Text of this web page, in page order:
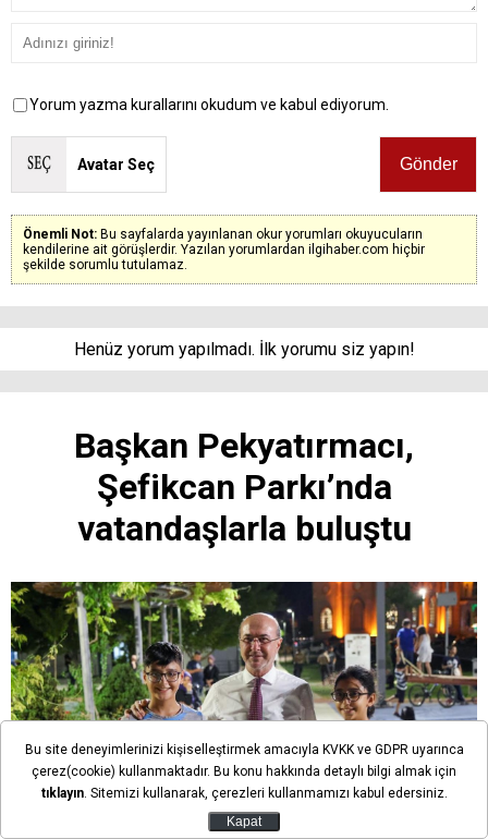
Yorum yazma kurallarını okudum ve kabul ediyorum.
Avatar Seç
Önemli Not: Bu sayfalarda yayınlanan okur yorumları okuyucuların
kendilerine ait görüşlerdir. Yazılan yorumlardan ilgihaber.com hiçbir
şekilde sorumlu tutulamaz.
Henüz yorum yapılmadı. İlk yorumu siz yapın!
Başkan Pekyatırmacı,
Şefikcan Parkı’nda
vatandaşlarla buluştu
Bu site deneyimlerinizi kişiselleştirmek amacıyla KVKK ve GDPR uyarınca
çerez(cookie) kullanmaktadır. Bu konu hakkında detaylı bilgi almak için
tıklayın. Sitemizi kullanarak, çerezleri kullanmamızı kabul edersiniz.
Kapat